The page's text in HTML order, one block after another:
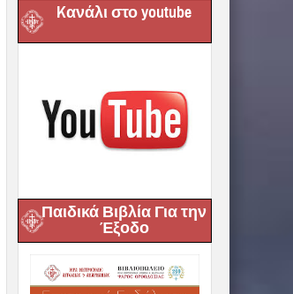
Kανάλι στο youtube
Παιδικά Βιβλία Για την
Έξοδο